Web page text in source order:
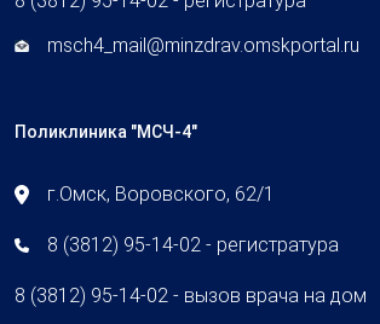
msch4_mail@minzdrav.omskportal.ru
Поликлиника "МСЧ-4"
г.Омск, Воровского, 62/1
8 (3812) 95-14-02 - регистратура
8 (3812) 95-14-02 - вызов врача на дом